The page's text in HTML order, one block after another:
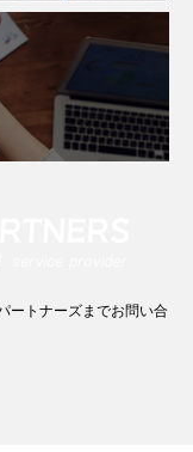
ートナーズまでお問い合